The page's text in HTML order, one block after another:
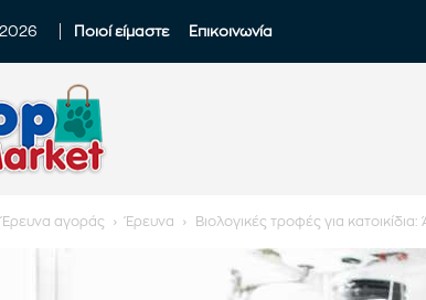
Ποιοί είμαστε Επικοινωνία
Έρευνα αγοράς Έρευνα Βιολογικές τροφές για